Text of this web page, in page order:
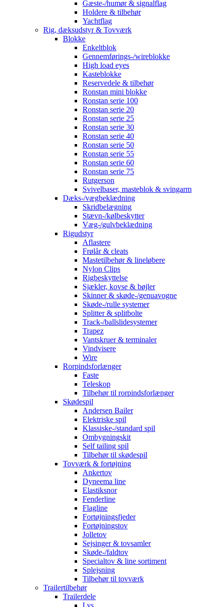
Gæste-/humør & signalflag
Holdere & tilbehør
Yachtflag
Rig, dæksudstyr & Tovværk
Blokke
Enkeltblok
Gennemførings-/wireblokke
High load eyes
Kasteblokke
Reservedele & tilbehør
Ronstan mini blokke
Ronstan serie 100
Ronstan serie 20
Ronstan serie 25
Ronstan serie 30
Ronstan serie 40
Ronstan serie 50
Ronstan serie 55
Ronstan serie 60
Ronstan serie 75
Rutgerson
Svivelbaser, masteblok & svingarm
Dæks-/vægbeklædning
Skridbelægning
Stævn-/kølbeskytter
Væg-/gulvbeklædning
Rigudstyr
Aflastere
Frølår & cleats
Mastetilbehør & lineløbere
Nylon Clips
Rigbeskyttelse
Sjækler, kovse & bøjler
Skinner & skøde-/genuavogne
Skøde-/rulle systemer
Splitter & splitbolte
Track-/ballslidesystemer
Trapez
Vantskruer & terminaler
Vindvisere
Wire
Rorpindsforlænger
Faste
Teleskop
Tilbehør til rorpindsforlænger
Skødespil
Andersen Bailer
Elektriske spil
Klassiske-/standard spil
Ombygningskit
Self tailing spil
Tilbehør til skødespil
Tovværk & fortøjning
Ankertov
Dyneema line
Elastiksnor
Fenderline
Flagline
Fortøjningsfjeder
Fortøjningstov
Jolletov
Sejsinger & tovsamler
Skøde-/faldtov
Specialtov & line sortiment
Splejsning
Tilbehør til tovværk
Trailertilbehør
Trailerdele